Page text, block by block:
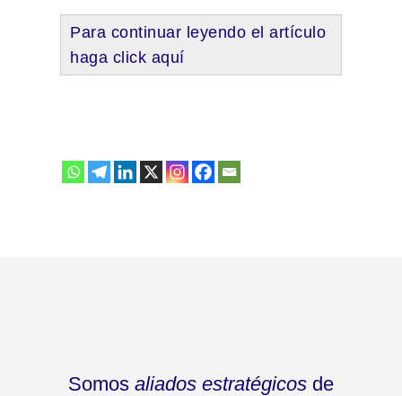
Para continuar leyendo el artículo
haga click aquí
Somos aliados estratégicosde